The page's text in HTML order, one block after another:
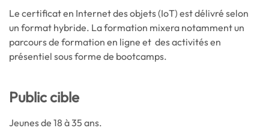
Le certificat en Internet des objets (IoT) est délivré selon
un format hybride. La formation mixera notamment un
parcours de formation en ligne et des activités en
présentiel sous forme de bootcamps.
Public cible
Jeunes de 18 à 35 ans.